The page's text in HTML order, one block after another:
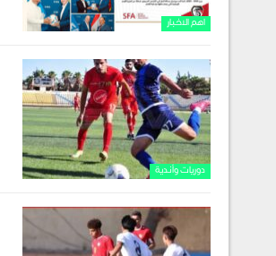
اهم الاخبار
دوريات وأندية